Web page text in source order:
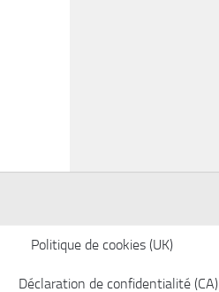
Politique de cookies (UK)
Déclaration de confidentialité (CA)